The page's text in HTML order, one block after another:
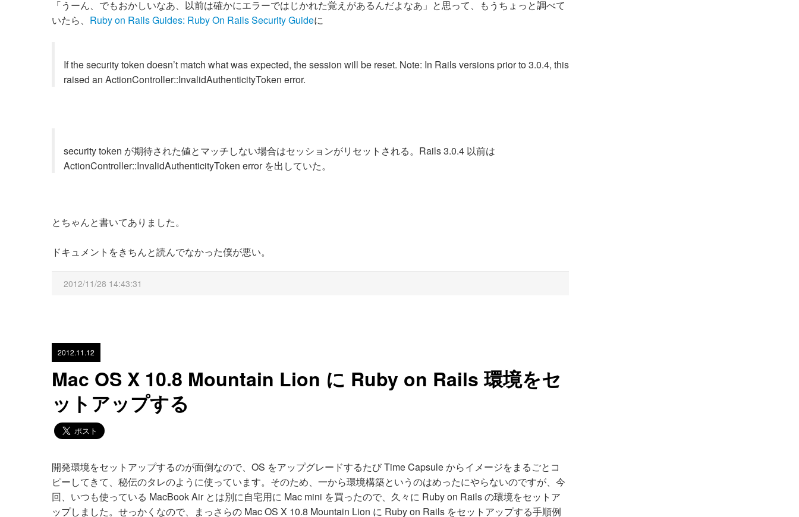
「うーん、でもおかしいなあ、以前は確かにエラーではじかれた覚えがあるんだよなあ」と思って、もうちょっと調べて
いたら、 Ruby on Rails Guides: Ruby On Rails Security Guideに
If the security token doesn’t match what was expected, the session will be reset. Note: In Rails versions prior to 3.0.4, this
raised an ActionController::InvalidAuthenticityToken error.
security token が期待された値とマッチしない場合はセッションがリセットされる。Rails 3.0.4 以前は
ActionController::InvalidAuthenticityToken error を出していた。
とちゃんと書いてありました。
ドキュメントをきちんと読んでなかった僕が悪い。
2012/11/28 14:43:31
2012.11.12
Mac OS X 10.8 Mountain Lion に Ruby on Rails 環境をセ
ットアップする
開発環境をセットアップするのが面倒なので、OS をアップグレードするたび Time Capsule からイメージをまるごとコ
ピーしてきて、秘伝のタレのように使っています。そのため、一から環境構築というのはめったにやらないのですが、今
回、いつも使っている MacBook Air とは別に自宅用に Mac mini を買ったので、久々に Ruby on Rails の環境をセットア
ップしました。せっかくなので、まっさらの Mac OS X 10.8 Mountain Lion に Ruby on Rails をセットアップする手順例